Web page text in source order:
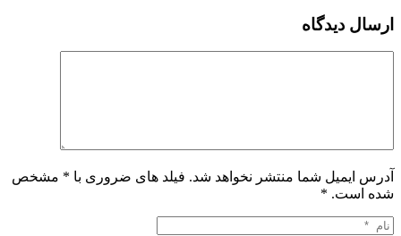
ارسال دیدگاه
آدرس ایمیل شما منتشر نخواهد شد. فیلد های ضروری با * مشخص
شده است. *